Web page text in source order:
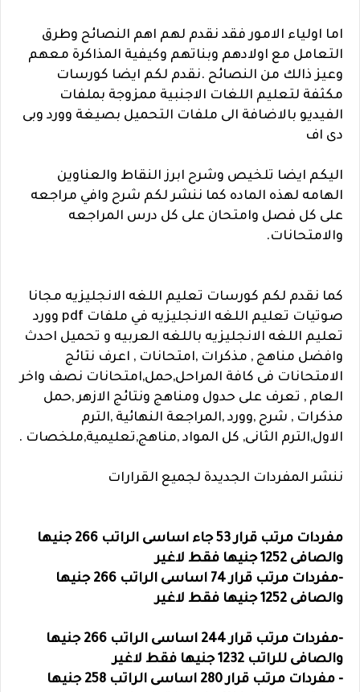
اما اولياء الامور فقد نقدم لهم اهم النصائح وطرق
التعامل مع اولادهم وبناتهم وكيفية المذاكرة معهم
وعيز ذالك من النصائح .نقدم لكم ايضا كورسات
مكثفة لتعليم اللغات الاجنبية ممزوجة بملفات
الفيديو بالاضافة الى ملفات التحميل بصيغة وورد وبى
دى اف
اليكم ايضا تلخيص وشرح ابرز النقاط والعناوين
الهامه لهذه الماده كما ننشر لكم شرح وافي مراجعه
على كل فصل وامتحان على كل درس المراجعه
والامتحانات.
كما نقدم لكم كورسات تعليم اللغه الانجليزيه مجانا
صوتيات تعليم اللغه الانجليزيه في ملفات pdf وورد
تعليم اللغه الانجليزيه باللغه العربيه و تحميل احدث
وافضل مناهج , مذكرات ,امتحانات , اعرف نتائج
الامتحانات فى كافة المراحل,حمل,امتحانات نصف واخر
العام , تعرف على حدول ومناهج ونتائج الازهر ,حمل
مذكرات , شرح ,وورد ,المراجعة النهائية ,الترم
الاول,الترم الثانى, كل المواد ,مناهج,تعليمية,ملخصات .
ننشر المفردات الجديدة لجميع القرارات
مفردات مرتب قرار 53 جاء اساسى الراتب 266 جنيها
والصافى 1252 جنيها فقط لاغير
-مفردات مرتب قرار 74 اساسى الراتب 266 جنيها
والصافى 1252 جنيها فقط لاغير
-مفردات مرتب قرار 244 اساسى الراتب 266 جنيها
والصافى للراتب 1232 جنيها فقط لاغير
- مفردات مرتب قرار 280 اساسى الراتب 258 جنيها